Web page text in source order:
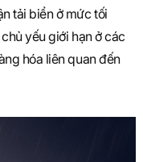
tải biển ở mức tối
yếu giới hạn ở các
hóa liên quan đến